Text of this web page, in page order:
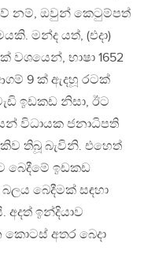
නම්, ඔවුන් කෙටුම්පත්
මන්ද යත්, (එදා)
භාෂා 1652
9 ක් ඇදහූ රටක්
ඉඩකඩ නිසා, ඊට
විධායක ජනාධිපති
තිබූ බැවිනි. එහෙත්
බෙදීමේ ඉඩකඩ
බෙදීමක් සඳහා
ඉන්දියාව
අතර බෙදා